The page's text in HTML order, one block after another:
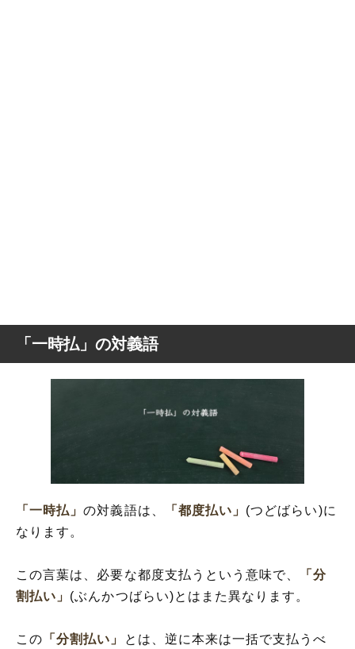
「一時払」の対義語
「一時払」の対義語は、 「都度払い」 (つどばらい)に
なります。
この言葉は、必要な都度支払うという意味で、
「分
割払い」 (ぶんかつばらい)とはまた異なります。
この 「分割払い」 とは、逆に本来は一括で支払うべ